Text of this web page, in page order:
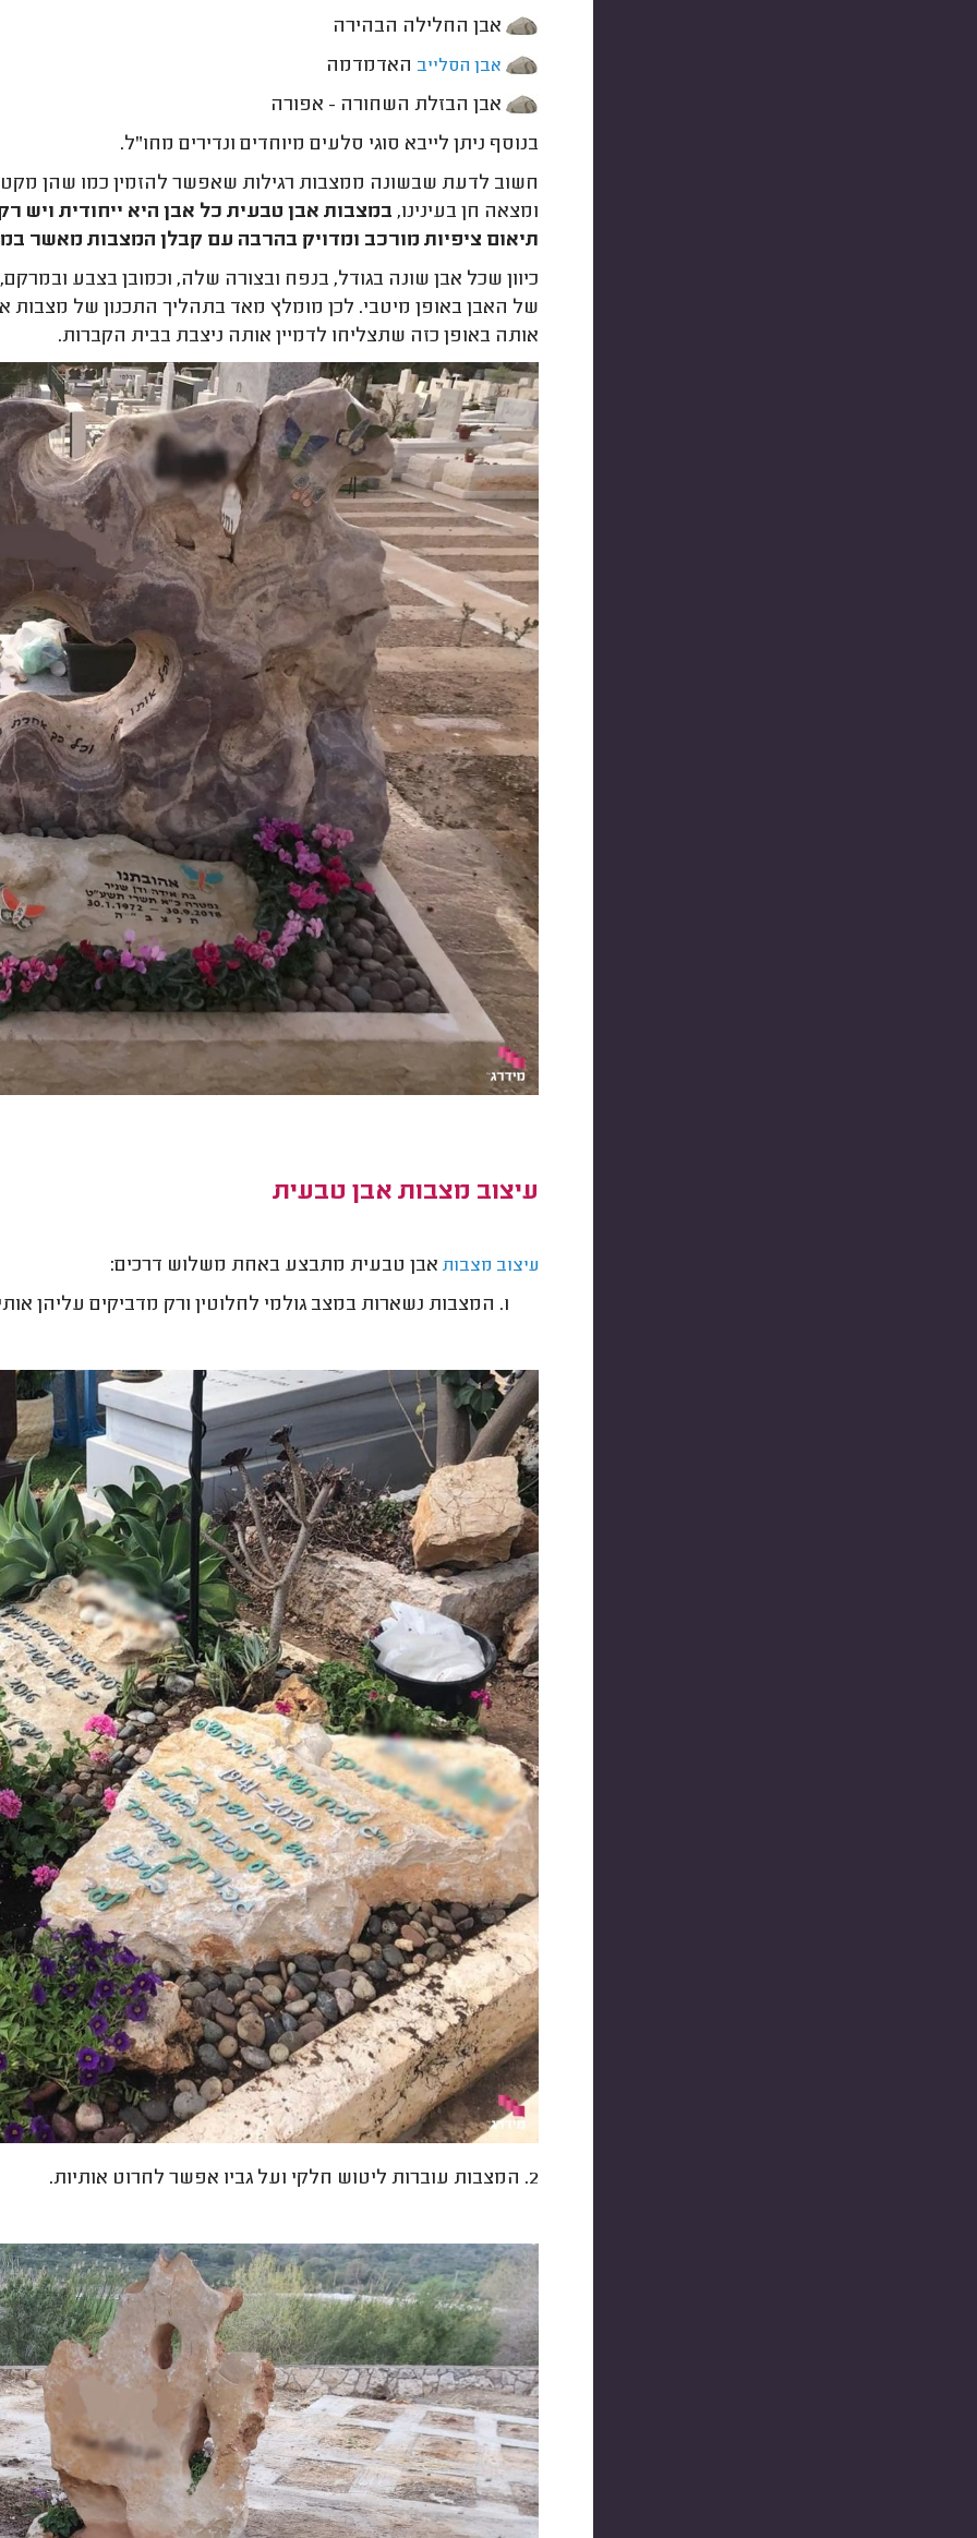
אבן החלילה הבהירה
אבן הסלייב האדמדמה
אבן הבזלת השחורה - אפורה
בנוסף ניתן לייבא סוגי סלעים מיוחדים ונדירים מחו"ל.
חשוב לדעת שבשונה ממצבות רגילות שאפשר להזמין כמו שהן
ומצאה חן בעינינו,במצבות אבן טבעית כל אבן היא ייחודית ויש
תיאום ציפיות מורכב ומדויק בהרבה עם קבלן המצבות מאשר
כיוון שכל אבן שונה בגודל, בנפח ובצורה שלה, וכמובן בצבע
של האבן באופן מיטבי. לכן מומלץ מאד בתהליך התכנון של מצבות
אותה באופן כזה שתצליחו לדמיין אותה ניצבת בבית הקברות.
עיצוב מצבות אבן טבעית
עיצוב מצבותאבן טבעית מתבצע באחת משלוש דרכים:
המצבות נשארות במצב גולמי לחלוטין ורק מדביקים עליהן
2. המצבות עוברות ליטוש חלקי ועל גביו אפשר לחרוט אותיות.